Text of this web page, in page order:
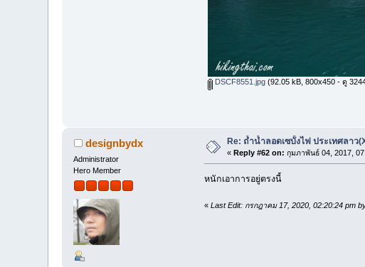
DSCF8551.jpg (92.05 kB, 800x450 - ดู
designbydx
Administrator
Hero Member
Re: ถ้ำน้ำลอดเซบั้งไฟ ประเทศลาว
«Reply #62 on: กุมภาพันธ์ 04, 2017,
หนักเอาการอยู่ตรงนี้
« Last Edit: กรกฎาคม 17, 2020, 02:20:24 pm